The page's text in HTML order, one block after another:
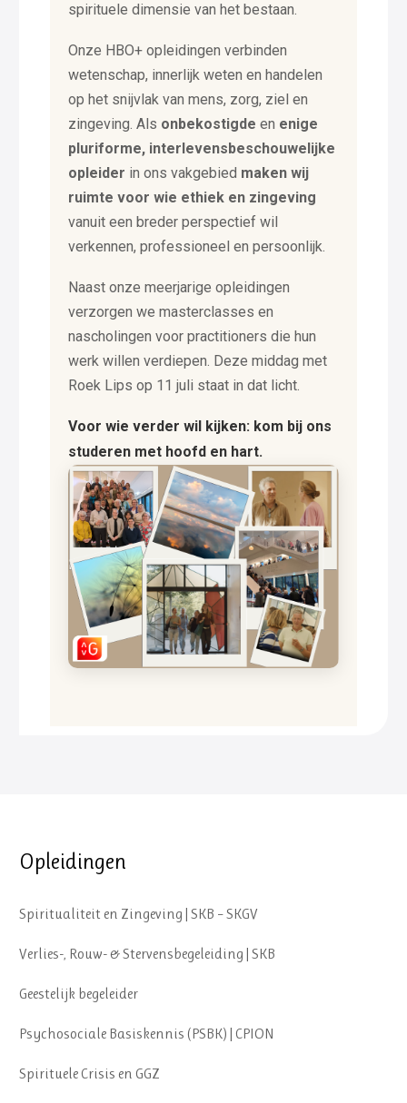
spirituele dimensie van het bestaan.
Onze HBO+ opleidingen verbinden
wetenschap, innerlijk weten en handelen
op het snijvlak van mens, zorg, ziel en
zingeving. Als onbekostigde en enige
pluriforme, interlevensbeschouwelijke
opleider in ons vakgebied maken wij
ruimte voor wie ethiek en zingeving
vanuit een breder perspectief wil
verkennen, professioneel en persoonlijk.
Naast onze meerjarige opleidingen
verzorgen we masterclasses en
nascholingen voor practitioners die hun
werk willen verdiepen. Deze middag met
Roek Lips op 11 juli staat in dat licht.
Voor wie verder wil kijken: kom bij ons
studeren met hoofd en hart.
Opleidingen
Spiritualiteit en Zingeving | SKB – SKGV
Verlies-, Rouw- & Stervensbegeleiding | SKB
Geestelijk begeleider
Psychosociale Basiskennis (PSBK) | CPION
Spirituele Crisis en GGZ